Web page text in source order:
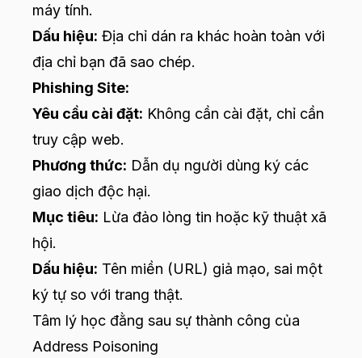
máy tính.
Dấu hiệu: Địa chỉ dán ra khác hoàn toàn với
địa chỉ bạn đã sao chép.
Phishing Site:
Yêu cầu cài đặt: Không cần cài đặt, chỉ cần
truy cập web.
Phương thức: Dẫn dụ người dùng ký các
giao dịch độc hại.
Mục tiêu: Lừa đảo lòng tin hoặc kỹ thuật xã
hội.
Dấu hiệu: Tên miền (URL) giả mạo, sai một
ký tự so với trang thật.
Tâm lý học đằng sau sự thành công của
Address Poisoning